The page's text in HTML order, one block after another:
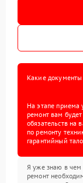
Какие документы
На этапе приема
ремонт вам
обязательств на
по ремонту
гарантийный
Я уже знаю в чем
ремонт